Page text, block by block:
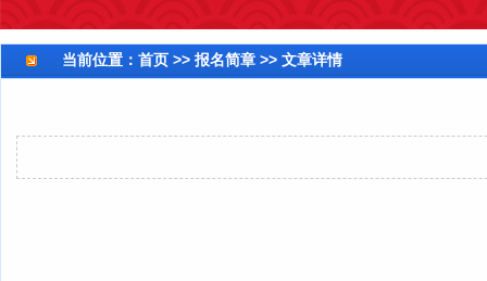
当前位置： 首页 >> 报名简章 >> 文章详情